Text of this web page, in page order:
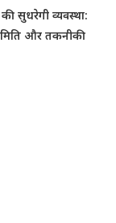
सुधरेगी व्यवस्था:
और तकनीकी